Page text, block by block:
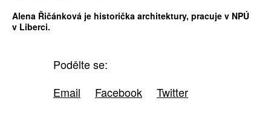
Alena Řičánková je historička architektury, pracuje v NPÚ
v Liberci.
Podělte se:
Email
Facebook Twitter